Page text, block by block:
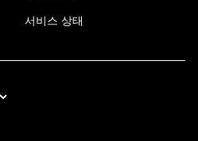
서비스 상태